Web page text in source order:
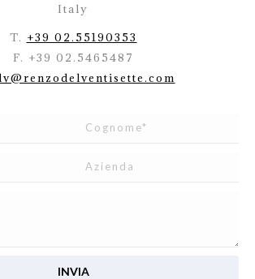
Italy
T. +39 02.55190353
F. +39 02.5465487